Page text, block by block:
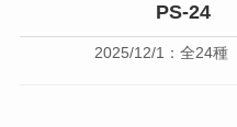
PS-24
2025/12/1：全24種